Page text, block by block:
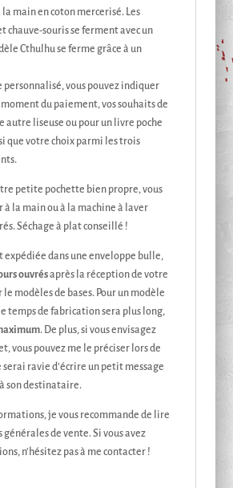
main en coton mercerisé. Les
chauve-souris se ferment avec un
Cthulhu se ferme grâce à un
personnalisé, vous pouvez indiquer
du paiement, vos souhaits de
autre liseuse ou pour un livre poche
que votre choix parmi les trois
petite pochette bien propre, vous
à la main ou à la machine à laver
Séchage à plat conseillé !
expédiée dans une enveloppe bulle,
ouvrésaprès la réception de votre
modèles de bases. Pour un modèle
temps de fabrication sera plus long,
. De plus, si vous envisagez
vous pouvez me le préciser lors de
serai ravie d'écrire un petit message
son destinataire.
je vous recommande de lire
générales de vente. Si vous avez
n'hésitez pas à me contacter !